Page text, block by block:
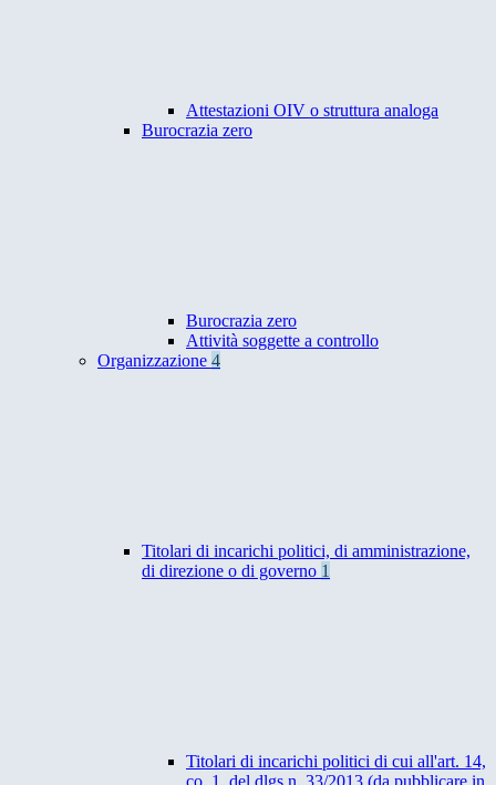
Attestazioni OIV o struttura analoga
Burocrazia zero
Burocrazia zero
Attività soggette a controllo
Organizzazione 4
Titolari di incarichi politici, di amministrazione,
di direzione o di governo 1
Titolari di incarichi politici di cui all'art. 14,